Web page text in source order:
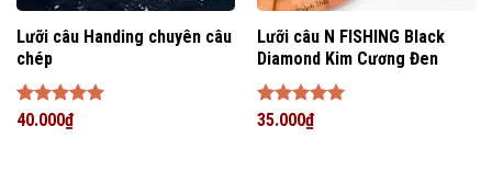
Lưỡi câu Handing chuyên câu
chép
Được xếp
40.000₫
Lưỡi câu N FISHING Black
Diamond Kim Cương Đen
Được xếp
35.000₫